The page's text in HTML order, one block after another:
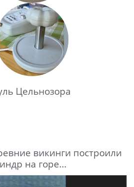
Цельнозора
викинги построили
на горе...